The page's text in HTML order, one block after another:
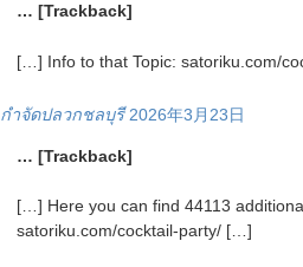
… [Trackback]
[…] Info to that Topic: satoriku.com/
กำจัดปลวกชลบุรี 2026年3月23日
… [Trackback]
[…] Here you can find 44113
satoriku.com/cocktail-party/ […]